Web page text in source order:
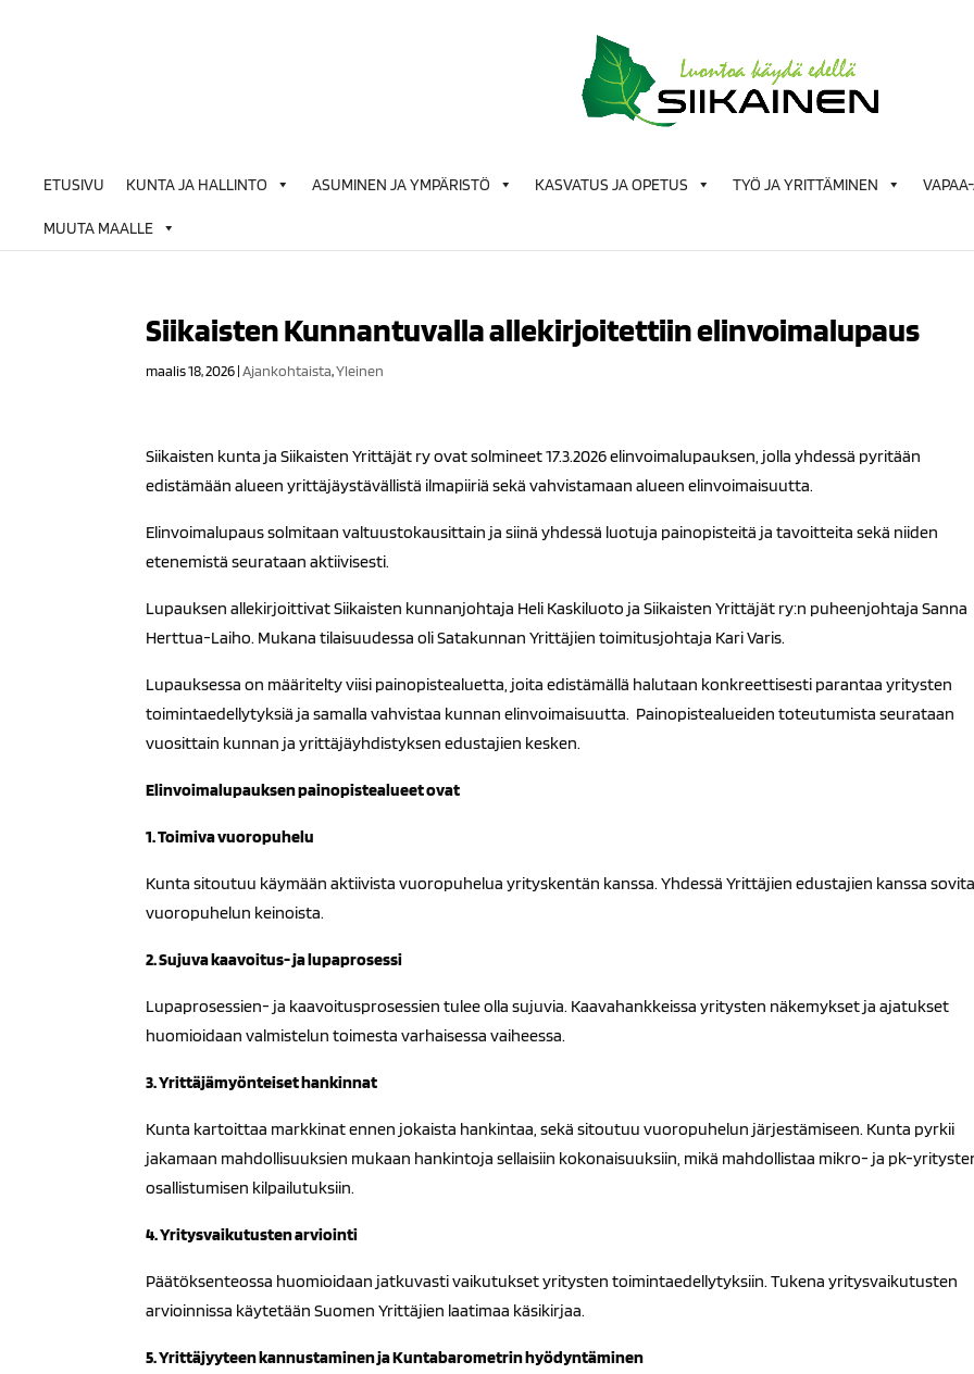
ETUSIVU KUNTA JA HALLINTO ASUMINEN JA YMPÄRISTÖ KASVATUS JA OPETUS TYÖ JA YRITTÄMINEN
MUUTA MAALLE
Siikaisten Kunnantuvalla allekirjoitettiin elinvoimalupaus
maalis 18, 2026|Ajankohtaista,Yleinen
Siikaisten kunta ja Siikaisten Yrittäjät ry ovat solmineet 17.3.2026 elinvoimalupauksen, jolla yhdessä pyritään
edistämään alueen yrittäjäystävällistä ilmapiiriä sekä vahvistamaan alueen elinvoimaisuutta.
Elinvoimalupaus solmitaan valtuustokausittain ja siinä yhdessä luotuja painopisteitä ja tavoitteita sekä niiden
etenemistä seurataan aktiivisesti.
Lupauksen allekirjoittivat Siikaisten kunnanjohtaja Heli Kaskiluoto ja Siikaisten Yrittäjät ry:n puheenjohtaja Sanna
Herttua-Laiho. Mukana tilaisuudessa oli Satakunnan Yrittäjien toimitusjohtaja Kari Varis.
Lupauksessa on määritelty viisi painopistealuetta, joita edistämällä halutaan konkreettisesti parantaa yritysten
toimintaedellytyksiä ja samalla vahvistaa kunnan elinvoimaisuutta. Painopistealueiden toteutumista seurataan
vuosittain kunnan ja yrittäjäyhdistyksen edustajien kesken.
Elinvoimalupauksen painopistealueet ovat
1. Toimiva vuoropuhelu
Kunta sitoutuu käymään aktiivista vuoropuhelua yrityskentän kanssa. Yhdessä Yrittäjien edustajien kanssa
vuoropuhelun keinoista.
2. Sujuva kaavoitus- ja lupaprosessi
Lupaprosessien- ja kaavoitusprosessien tulee olla sujuvia. Kaavahankkeissa yritysten näke­mykset ja ajatukset
huomioidaan valmistelun toimesta varhaisessa vaiheessa.
3. Yrittäjämyönteiset hankinnat
Kunta kartoittaa markkinat ennen jokaista hankintaa, sekä sitoutuu vuoropuhelun järjestämiseen. Kunta pyrkii
jakamaan mahdollisuuksien mukaan hankintoja sellaisiin kokonaisuuksiin, mikä mahdollistaa mikro- ja pk-
osallistumisen kilpailutuksiin.
4. Yritysvaikutusten arviointi
Päätöksenteossa huomioidaan jatkuvasti vaikutukset yritysten toimintaedellytyksiin. Tukena yritysvaikutusten
arvioinnissa käytetään Suomen Yrittäjien laatimaa käsikirjaa.
5. Yrittäjyyteen kannustaminen ja Kuntabarometrin hyödyntäminen